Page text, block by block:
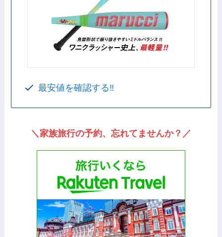
最安値を確認する‼️
＼家族旅行の予約、忘れてませんか？／